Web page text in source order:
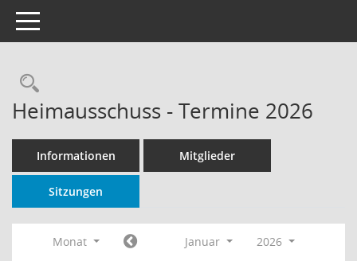
Toggle navigation
Rechercheauswahl
Heimausschuss - Termine 2026
Informationen Mitglieder
Sitzungen
Monat Januar
2026